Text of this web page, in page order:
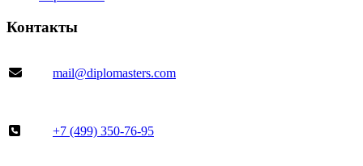
Контакты
mail@diplomasters.com
+7 (499) 350-76-95